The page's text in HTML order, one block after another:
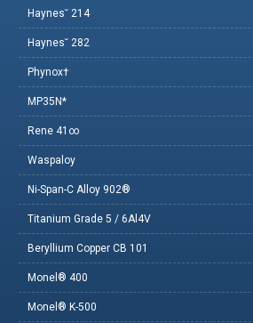
Haynes˘ 214
Haynes˘ 282
Phynox†
MP35N*
Rene 41∞
Waspaloy
Ni-Span-C Alloy 902®
Titanium Grade 5 / 6Al4V
Beryllium Copper CB 101
Monel® 400
Monel® K-500